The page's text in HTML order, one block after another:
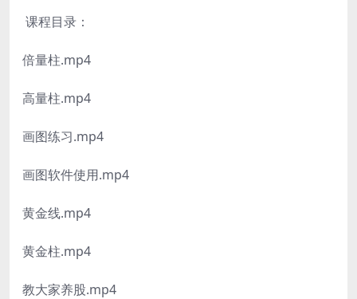
课程目录：
倍量柱.mp4
高量柱.mp4
画图练习.mp4
画图软件使用.mp4
黄金线.mp4
黄金柱.mp4
教大家养股.mp4